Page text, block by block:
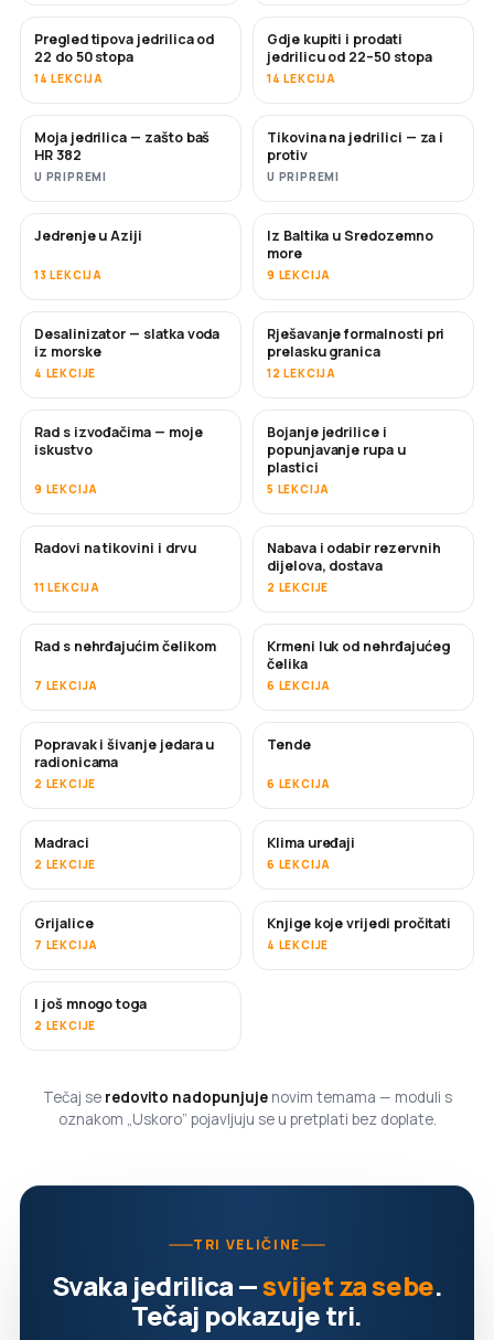
USKORO
Pregled tipova jedrilica od
22 do 50 stopa
14 LEKCIJA
USKORO
Gdje kupiti i prodati
jedrilicu od 22–50 stopa
14 LEKCIJA
USKORO
Moja jedrilica — zašto baš
HR 382
U PRIPREMI
USKORO
Tikovina na jedrilici — za i
protiv
U PRIPREMI
USKORO
Jedrenje u Aziji
13 LEKCIJA
USKORO
Iz Baltika u Sredozemno
more
9 LEKCIJA
USKORO
Desalinizator — slatka voda
iz morske
4 LEKCIJE
Rješavanje formalnosti pri
prelasku granica
12 LEKCIJA
USKORO
Rad s izvođačima — moje
iskustvo
9 LEKCIJA
USKORO
Bojanje jedrilice i
popunjavanje rupa u
plastici
5 LEKCIJA
Radovi na tikovini i drvu
11 LEKCIJA
USKORO
Nabava i odabir rezervnih
dijelova, dostava
2 LEKCIJE
USKORO
Rad s nehrđajućim čelikom
7 LEKCIJA
Krmeni luk od nehrđajućeg
čelika
6 LEKCIJA
USKORO
Popravak i šivanje jedara u
radionicama
2 LEKCIJE
Tende
6 LEKCIJA
Madraci
2 LEKCIJE
USKORO
Klima uređaji
6 LEKCIJA
USKORO
Grijalice
7 LEKCIJA
USKORO
Knjige koje vrijedi pročitati
4 LEKCIJE
USKORO
I još mnogo toga
2 LEKCIJE
Tečaj se redovito nadopunjujenovim temama — moduli s
oznakom „Uskoro” pojavljuju se u pretplati bez doplate.
TRI VELIČINE
Svaka jedrilica —svijet za sebe.
Tečaj pokazuje tri.